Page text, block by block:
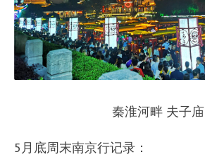
秦淮河畔 夫子庙
5月底周末南京行记录：